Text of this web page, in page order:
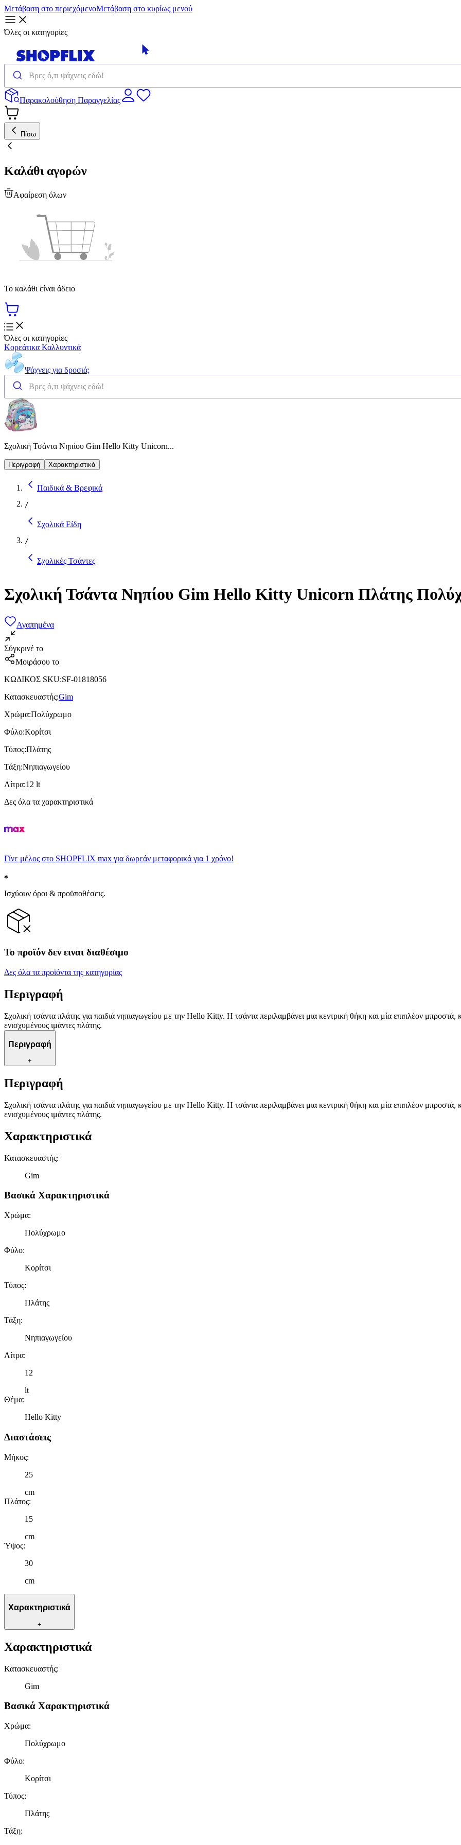
Μετάβαση στο περιεχόμενοΜετάβαση στο κυρίως μενού
Όλες οι κατηγορίες
Παρακολούθηση Παραγγελίας
Πίσω
Καλάθι αγορών
Αφαίρεση όλων
Το καλάθι είναι άδειο
Όλες οι κατηγορίες
Κορεάτικα Καλλυντικά
Ψάχνεις για δροσιά;
Σχολική Τσάντα Νηπίου Gim Hello Kitty Unicorn...
Περιγραφή Χαρακτηριστικά
Παιδικά & Βρεφικά
/
Σχολικά Είδη
/
Σχολικές Τσάντες
Σχολική Τσάντα Νηπίου Gim Hello Kitty Unicorn Πλάτης
Αγαπημένα
Σύγκρινέ το
Μοιράσου το
ΚΩΔΙΚΟΣ SKU:SF-01818056
Κατασκευαστής:Gim
Χρώμα:Πολύχρωμο
Φύλο:Κορίτσι
Τύπος:Πλάτης
Τάξη:Νηπιαγωγείου
Λίτρα:12 lt
Δες όλα τα χαρακτηριστικά
Γίνε μέλος στο SHOPFLIX max για δωρεάν μεταφορικά για 1 χρόνο!
Ισχύουν όροι & προϋποθέσεις.
Το προϊόν δεν ειναι διαθέσιμο
Δες όλα τα προϊόντα της κατηγορίας
Περιγραφή
Σχολική τσάντα πλάτης για παιδιά νηπιαγωγείου με την Hello Kitty. Η τσάντα περιλαμβάνει μια κεντρική θήκη και μία επιπλέον μπροστά,
ενισχυμένους ιμάντες πλάτης.
Περιγραφή
+
Περιγραφή
Σχολική τσάντα πλάτης για παιδιά νηπιαγωγείου με την Hello Kitty. Η τσάντα περιλαμβάνει μια κεντρική θήκη και μία επιπλέον μπροστά,
ενισχυμένους ιμάντες πλάτης.
Χαρακτηριστικά
Κατασκευαστής:
Gim
Βασικά Χαρακτηριστικά
Χρώμα:
Πολύχρωμο
Φύλο:
Κορίτσι
Τύπος:
Πλάτης
Τάξη:
Νηπιαγωγείου
Λίτρα:
12
lt
Θέμα:
Hello Kitty
Διαστάσεις
Μήκος:
25
cm
Πλάτος:
15
cm
Ύψος:
30
cm
Χαρακτηριστικά
+
Χαρακτηριστικά
Κατασκευαστής:
Gim
Βασικά Χαρακτηριστικά
Χρώμα:
Πολύχρωμο
Φύλο:
Κορίτσι
Τύπος:
Πλάτης
Τάξη: